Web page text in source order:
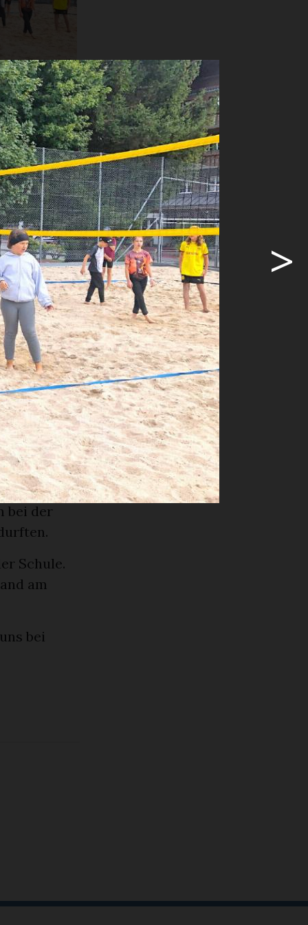
statt.
oder
bis
los mit
–
lecker!
bei der
Schule.
am
bei
>